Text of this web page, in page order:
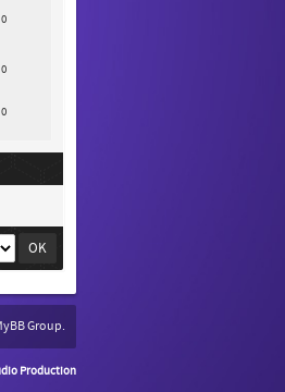
0
0
0
Group.
Production